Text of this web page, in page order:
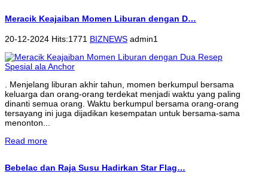
Meracik Keajaiban Momen Liburan dengan D…
20-12-2024 Hits:1771 BIZNEWS admin1
. Menjelang liburan akhir tahun, momen berkumpul bersama
keluarga dan orang-orang terdekat menjadi waktu yang paling
dinanti semua orang. Waktu berkumpul bersama orang-orang
tersayang ini juga dijadikan kesempatan untuk bersama-sama
menonton...
Read more
Bebelac dan Raja Susu Hadirkan Star Flag…